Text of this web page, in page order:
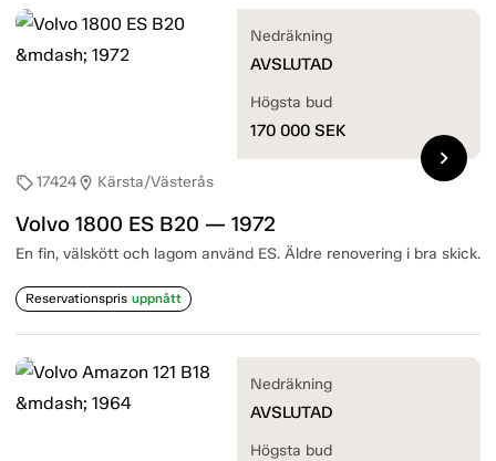
sell17424location_on Kärsta/Västerås
Volvo 1800 ES B20 — 1972
En fin, välskött och lagom använd ES. Äldre renovering i bra skick.
Reservationspris uppnått
Nedräkning
AVSLUTAD
Högsta bud
170 000 SEK
chevron_right
Nedräkning
AVSLUTAD
Högsta bud